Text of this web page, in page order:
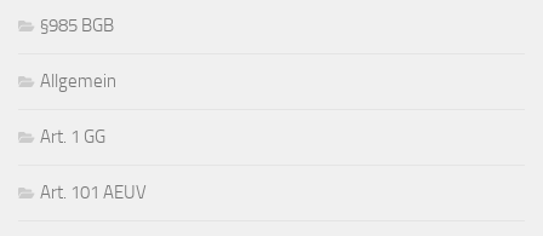
§985 BGB
Allgemein
Art. 1 GG
Art. 101 AEUV